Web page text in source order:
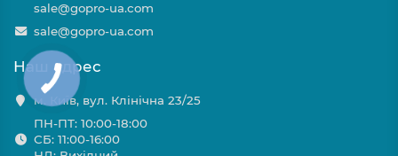
sale@gopro-ua.com
sale@gopro-ua.com
Наш адрес
м. Київ, вул. Клінічна 23/25
ПН-ПТ: 10:00-18:00
СБ: 11:00-16:00